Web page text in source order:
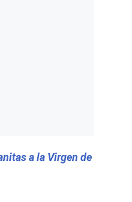
a la Virgen de